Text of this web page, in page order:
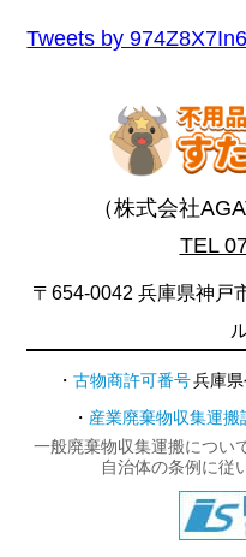
Tweets by
（株式会社
TEL
〒654-0042 兵庫県神戸
古物商許可番号兵庫
産業廃棄物収集運搬
一般廃棄物収集運搬につい
自治体の条例に従